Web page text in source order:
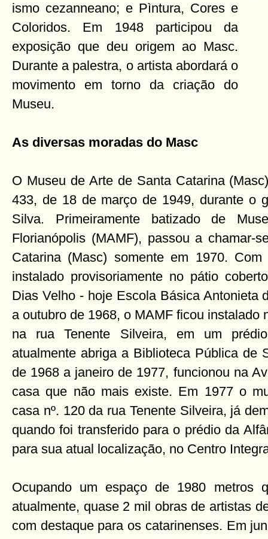
ismo cezanneano; e Pìntura, Cores e
Coloridos. Em 1948 participou da
exposição que deu origem ao Masc.
Durante a palestra, o artista abordará o
movimento em torno da criação do
Museu.
As diversas moradas do Masc
O Museu de Arte de Santa Catarina
433, de 18 de março de 1949, durante o
Silva. Primeiramente batizado de
Florianópolis (MAMF), passou a chamar-
Catarina (Masc) somente em 1970.
instalado provisoriamente no pátio
Dias Velho - hoje Escola Básica Antonieta
a outubro de 1968, o MAMF ficou instalado
na rua Tenente Silveira, em um
atualmente abriga a Biblioteca Pública de
de 1968 a janeiro de 1977, funcionou na
casa que não mais existe. Em 1977 o
casa nº. 120 da rua Tenente Silveira, já
quando foi transferido para o prédio da
para sua atual localização, no Centro
Ocupando um espaço de 1980 metros
atualmente, quase 2 mil obras de artistas
com destaque para os catarinenses. Em